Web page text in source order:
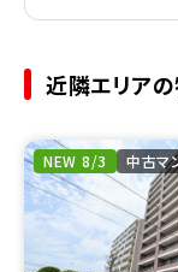
近隣エリア
NEW 8/3 中古マ